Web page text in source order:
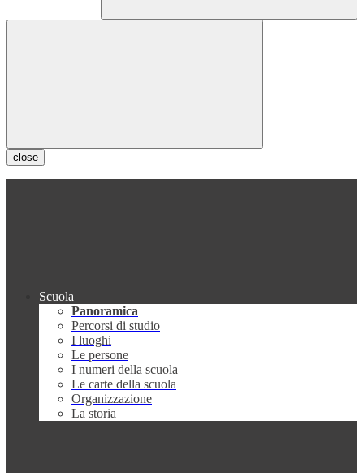
close
Scuola
Panoramica
Percorsi di studio
I luoghi
Le persone
I numeri della scuola
Le carte della scuola
Organizzazione
La storia